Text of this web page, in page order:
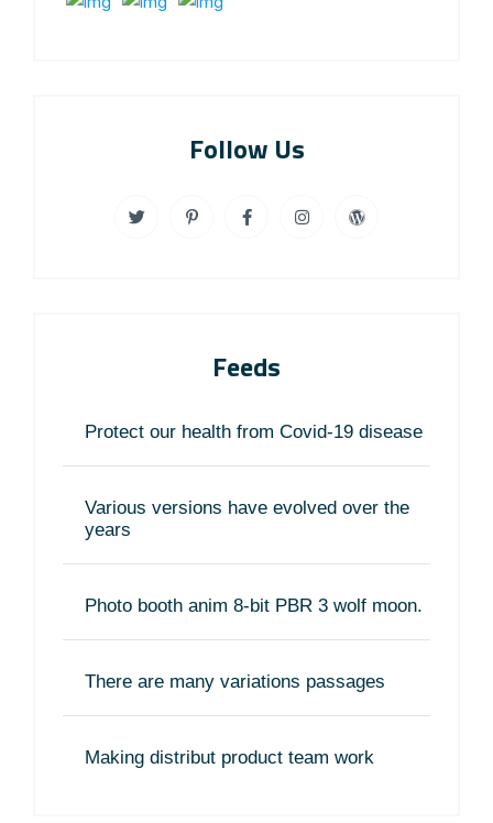
Follow Us
Feeds
Protect our health from Covid-19 disease
Various versions have evolved over the
years
Photo booth anim 8-bit PBR 3 wolf moon.
There are many variations passages
Making distribut product team work